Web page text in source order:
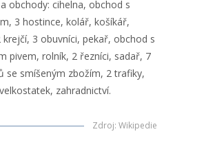
obchody: cihelna, obchod s
3 hostince, kolář, košíkář,
3 obuvníci, pekař, obchod s
pivem, rolník, 2 řezníci, sadař, 7
se smíšeným zbožím, 2 trafiky,
zahradnictví.
Zdroj: Wikipedie